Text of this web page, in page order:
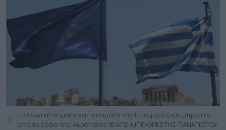
Η ελληνική σημαία και η σημαία της ΕΕ κυματίζουν μπροστά
από το λόφο της Ακρόπολης © ΑΠΕ-ΜΠΕ/ΟΡΕΣΤΗΣ ΠΑΝΑΓΙΩΤΟΥ